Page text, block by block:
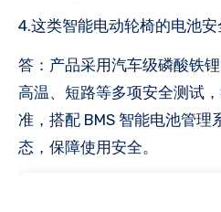
4.这类智能电动轮椅的电池安
答：产品采用汽车级磷酸铁
高温、短路等多项安全测试
准，搭配 BMS 智能电池管理
态，保障使用安全。